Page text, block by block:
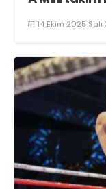
14 Ekim 2025 Salı